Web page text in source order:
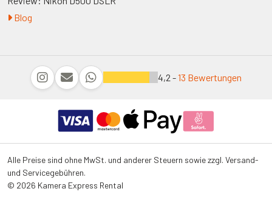
Blog
4,2 -13 Bewertungen
Alle Preise sind ohne MwSt. und anderer Steuern sowie zzgl. Versand-
und Servicegebühren.
© 2026 Kamera Express Rental